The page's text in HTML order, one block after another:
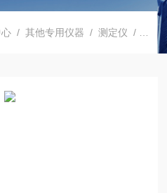
/其他专用仪器 /测定仪 / H05713热电偶校准仪